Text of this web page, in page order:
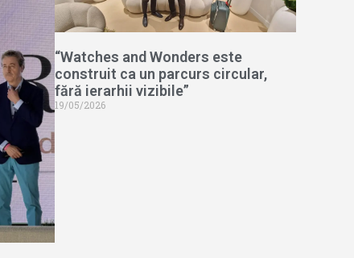
“Watches and Wonders este
construit ca un parcurs circular,
fără ierarhii vizibile”
19/05/2026